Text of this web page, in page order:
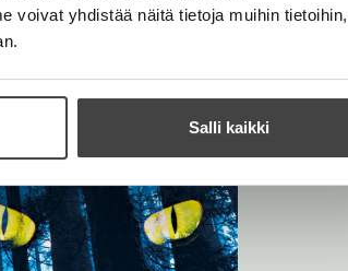
voivat yhdistää näitä tietoja muihin
Salli kaikki